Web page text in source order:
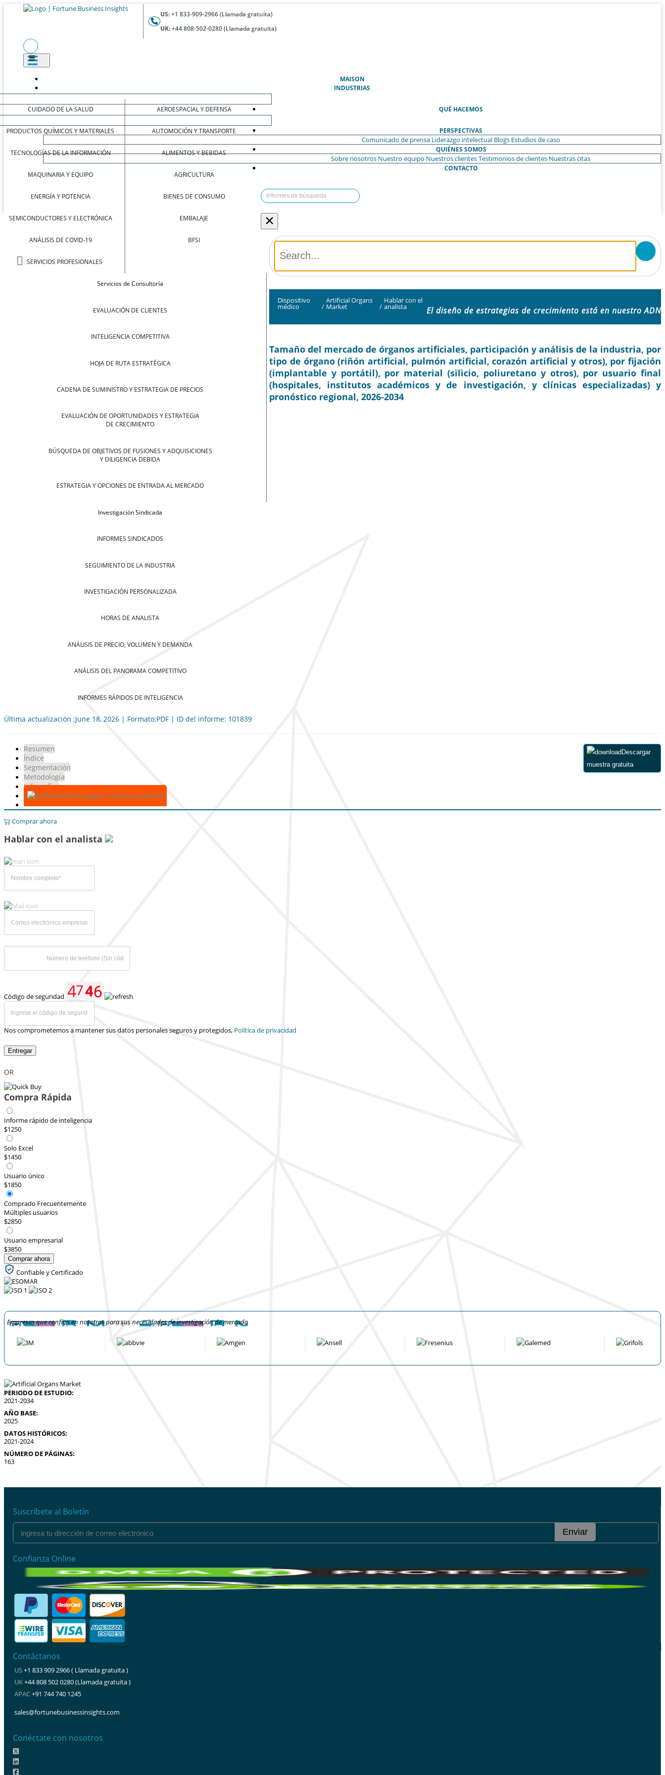
US:+1 833-909-2966 (Llamada gratuita)
UK:+44 808-502-0280 (Llamada gratuita)
MAISON(ACTUAL)
INDUSTRIAS
CUIDADO DE LA SALUD
PRODUCTOS QUÍMICOS Y MATERIALES
TECNOLOGÍAS DE LA INFORMACIÓN
MAQUINARIA Y EQUIPO
ENERGÍA Y POTENCIA
SEMICONDUCTORES Y ELECTRÓNICA
ANÁLISIS DE COVID-19
SERVICIOS PROFESIONALES
AEROESPACIAL Y DEFENSA
AUTOMOCIÓN Y TRANSPORTE
ALIMENTOS Y BEBIDAS
AGRICULTURA
BIENES DE CONSUMO
EMBALAJE
BFSI
QUÉ HACEMOS
Servicios de Consultoría
EVALUACIÓN DE CLIENTES
INTELIGENCIA COMPETITIVA
HOJA DE RUTA ESTRATÉGICA
CADENA DE SUMINISTRO Y ESTRATEGIA DE PRECIOS
EVALUACIÓN DE OPORTUNIDADES Y ESTRATEGIA
DE CRECIMIENTO
BÚSQUEDA DE OBJETIVOS DE FUSIONES Y ADQUISICIONES
Y DILIGENCIA DEBIDA
ESTRATEGIA Y OPCIONES DE ENTRADA AL MERCADO
Investigación Sindicada
INFORMES SINDICADOS
SEGUIMIENTO DE LA INDUSTRIA
INVESTIGACIÓN PERSONALIZADA
HORAS DE ANALISTA
ANÁLISIS DE PRECIO, VOLUMEN Y DEMANDA
ANÁLISIS DEL PANORAMA COMPETITIVO
INFORMES RÁPIDOS DE INTELIGENCIA
PERSPECTIVAS
Comunicado de prensa Liderazgo intelectual Blogs Estudios de caso
QUIÉNES SOMOS
Sobre nosotros Nuestro equipo Nuestros clientesTestimonios de clientes Nuestras citas
CONTACTO
×
Dispositivo
médico /
Artificial Organs
Market /
Hablar con el
analista El diseño de estrategias de crecimiento está en nuestro ADN
Tamaño del mercado de órganos artificiales, participación y análisis de la industria, por
tipo de órgano (riñón artificial, pulmón artificial, corazón artificial y otros), por fijación
(implantable y portátil), por material (silicio, poliuretano y otros), por usuario final
(hospitales, institutos académicos y de investigación, y clínicas especializadas) y
pronóstico regional, 2026-2034
Última actualización :June 18, 2026 | Formato:PDF | ID del informe: 101839
Resumen
Índice
Segmentación
Metodología
Infografías
Descargar muestra gratuita
Descargar
muestra gratuita
Comprar ahora
Hablar con el analista
Código de seguridad
Nos comprometemos a mantener sus datos personales seguros y protegidos, Política de privacidad
Entregar
OR
Compra Rápida
Informe rápido de inteligencia
$1250
Solo Excel
$1450
Usuario único
$1850
Comprado Frecuentemente
Múltiples usuarios
$2850
Usuario empresarial
$3850
Comprar ahora
Confiable y Certificado
Empresas que confían en nosotros para sus necesidades de investigación de mercado
PERIODO DE ESTUDIO:
2021-2034
AÑO BASE:
2025
DATOS HISTÓRICOS:
2021-2024
NÚMERO DE PÁGINAS:
163
Suscríbete al Boletín
Enviar
Confianza Online
Contáctanos
US+1 833 909 2966 ( Llamada gratuita )
UK+44 808 502 0280 (Llamada gratuita )
APAC+91 744 740 1245
sales@fortunebusinessinsights.com
Conéctate con nosotros